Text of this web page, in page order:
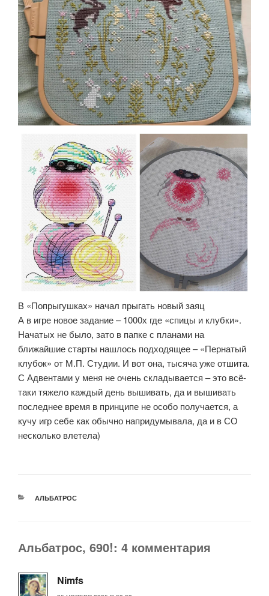
В «Попрыгушках» начал прыгать новый заяц
А в игре новое задание – 1000х где «спицы и клубки».
Начатых не было, зато в папке с планами на
ближайшие старты нашлось подходящее – «Пернатый
клубок» от М.П. Студии. И вот она, тысяча уже отшита.
С Адвентами у меня не очень складывается – это всё-
таки тяжело каждый день вышивать, да и вышивать
последнее время в принципе не особо получается, а
кучу игр себе как обычно напридумывала, да и в СО
несколько влетела)
РУБРИКИ
АЛЬБАТРОС
Альбатрос, 690!: 4 комментария
Nimfs